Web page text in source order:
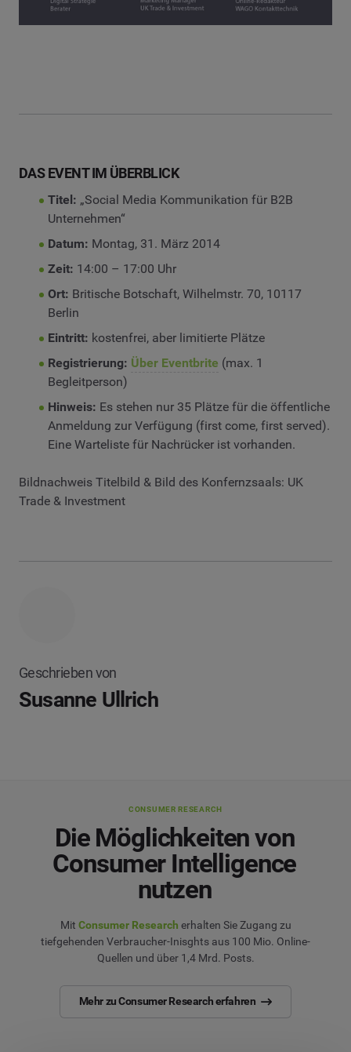
DAS EVENT IM ÜBERBLICK
Titel: „Social Media Kommunikation für B2B
Unternehmen“
Datum: Montag, 31. März 2014
Zeit: 14:00 – 17:00 Uhr
Ort: Britische Botschaft, Wilhelmstr. 70, 10117
Berlin
Eintritt: kostenfrei, aber limitierte Plätze
Registrierung: Über Eventbrite (max. 1
Begleitperson)
Hinweis: Es stehen nur 35 Plätze für die öffentliche
Anmeldung zur Verfügung (first come, first served).
Eine Warteliste für Nachrücker ist vorhanden.
Bildnachweis Titelbild & Bild des Konfernzsaals: UK
Trade & Investment
Geschrieben von
Susanne Ullrich
CONSUMER RESEARCH
Die Möglichkeiten von
Consumer Intelligence
nutzen
Mit Consumer Research erhalten Sie Zugang zu
tiefgehenden Verbraucher-Inisghts aus 100 Mio. Online-
Quellen und über 1,4 Mrd. Posts.
Mehr zu Consumer Research erfahren